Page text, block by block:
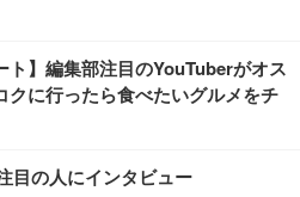
ト】編集部注目のYouTuberがオス
クに行ったら食べたいグルメをチ
目の人にインタビュー